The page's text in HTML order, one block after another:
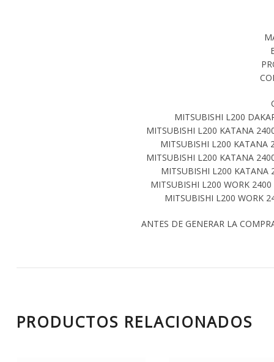
MITSUBISHI L200
MITSUBISHI L200 KATANA
MITSUBISHI L200 KATANA
MITSUBISHI L200 KATANA
MITSUBISHI L200
MITSUBISHI L200 WORK
MITSUBISHI L200 WORK
ANTES DE GENERAR LA
PRODUCTOS RELACIONADOS